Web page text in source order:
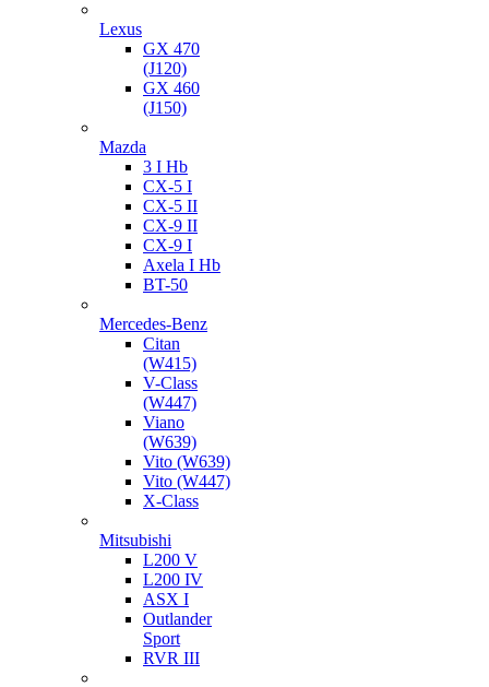
Lexus
GX 470
(J120)
GX 460
(J150)
Mazda
3 I Hb
CX-5 I
CX-5 II
CX-9 II
CX-9 I
Axela I Hb
BT-50
Mercedes-Benz
Citan
(W415)
V-Class
(W447)
Viano
(W639)
Vito (W639)
Vito (W447)
X-Class
Mitsubishi
L200 V
L200 IV
ASX I
Outlander
Sport
RVR III